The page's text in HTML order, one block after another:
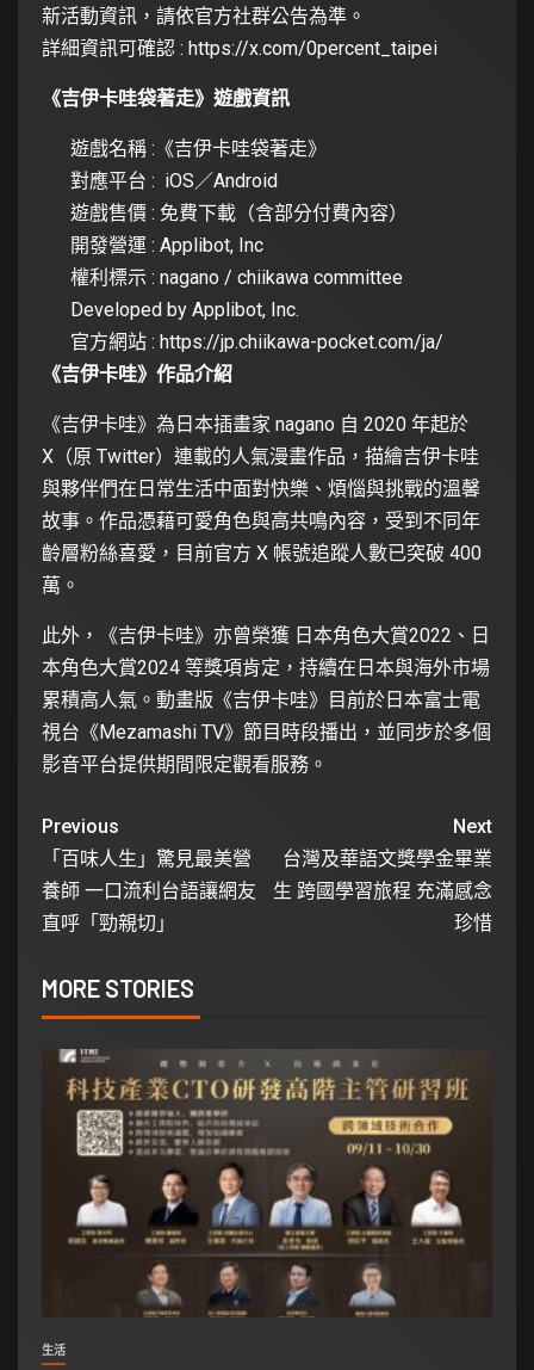
新活動資訊，請依官方社群公告為準。
詳細資訊可確認 : https://x.com/0percent_taipei
《吉伊卡哇袋著走》遊戲資訊
遊戲名稱 :《吉伊卡哇袋著走》
對應平台 : iOS／Android
遊戲售價 : 免費下載（含部分付費內容）
開發營運 : Applibot, Inc
權利標示 : nagano / chiikawa committee
Developed by Applibot, Inc.
官方網站 : https://jp.chiikawa-pocket.com/ja/
《吉伊卡哇》作品介紹
《吉伊卡哇》為日本插畫家 nagano 自 2020 年起於
X（原 Twitter）連載的人氣漫畫作品，描繪吉伊卡哇
與夥伴們在日常生活中面對快樂、煩惱與挑戰的溫馨
故事。作品憑藉可愛角色與高共鳴內容，受到不同年
齡層粉絲喜愛，目前官方 X 帳號追蹤人數已突破 400
萬。
此外，《吉伊卡哇》亦曾榮獲 日本角色大賞2022、日
本角色大賞2024 等獎項肯定，持續在日本與海外市場
累積高人氣。動畫版《吉伊卡哇》目前於日本富士電
視台《Mezamashi TV》節目時段播出，並同步於多個
影音平台提供期間限定觀看服務。
Previous
「百味人生」驚見最美營
養師 一口流利台語讓網友
直呼「勁親切」
Next
台灣及華語文獎學金畢業
生 跨國學習旅程 充滿感念
珍惜
MORE STORIES
生活